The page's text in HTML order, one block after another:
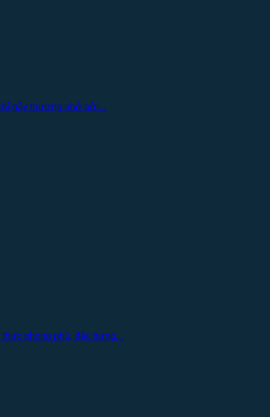
gây thương nhớ bởi...
phong phú, đặc trưng...